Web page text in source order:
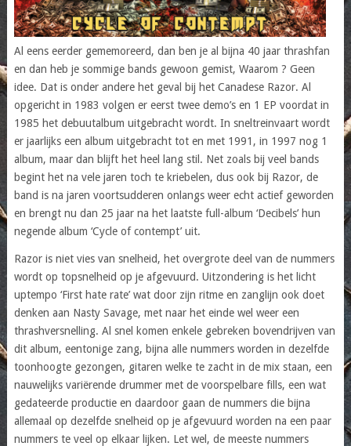
Al eens eerder gememoreerd, dan ben je al bijna 40 jaar thrashfan
en dan heb je sommige bands gewoon gemist, Waarom ? Geen
idee. Dat is onder andere het geval bij het Canadese Razor. Al
opgericht in 1983 volgen er eerst twee demo’s en 1 EP voordat in
1985 het debuutalbum uitgebracht wordt. In sneltreinvaart wordt
er jaarlijks een album uitgebracht tot en met 1991, in 1997 nog 1
album, maar dan blijft het heel lang stil. Net zoals bij veel bands
begint het na vele jaren toch te kriebelen, dus ook bij Razor, de
band is na jaren voortsudderen onlangs weer echt actief geworden
en brengt nu dan 25 jaar na het laatste full-album ‘Decibels’ hun
negende album ‘Cycle of contempt’ uit.
Razor is niet vies van snelheid, het overgrote deel van de nummers
wordt op topsnelheid op je afgevuurd. Uitzondering is het licht
uptempo ‘First hate rate’ wat door zijn ritme en zanglijn ook doet
denken aan Nasty Savage, met naar het einde wel weer een
thrashversnelling. Al snel komen enkele gebreken bovendrijven van
dit album, eentonige zang, bijna alle nummers worden in dezelfde
toonhoogte gezongen, gitaren welke te zacht in de mix staan, een
nauwelijks variërende drummer met de voorspelbare fills, een wat
gedateerde productie en daardoor gaan de nummers die bijna
allemaal op dezelfde snelheid op je afgevuurd worden na een paar
nummers te veel op elkaar lijken. Let wel, de meeste nummers